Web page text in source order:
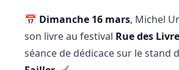
📅 Dimanche 16 mars, Michel
son livre au festival Rue des
séance de dédicace sur le stand